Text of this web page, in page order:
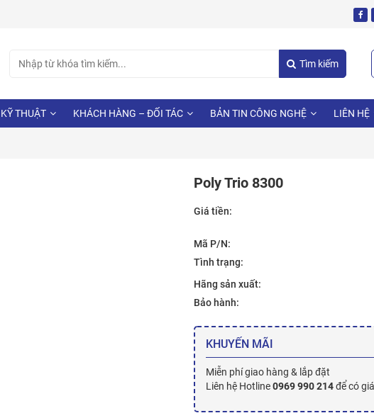
for:
Tìm kiếm
THUẬT KHÁCH HÀNG – ĐỐI TÁC BẢN TIN CÔNG NGHỆ LIÊN HỆ
Poly Trio 8300
Giá tiền:
Mã P/N:
Tình trạng:
Hãng sản xuất:
Bảo hành:
KHUYẾN MÃI
Miễn phí giao hàng & lắp đặt
Liên hệ Hotline0969 990 214để có